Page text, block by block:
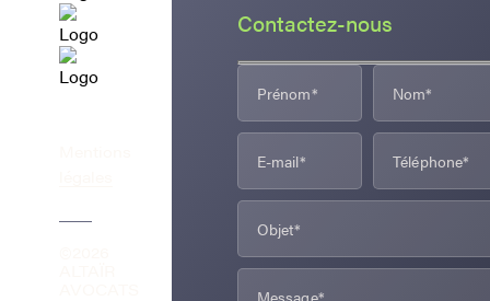
Contactez-nous